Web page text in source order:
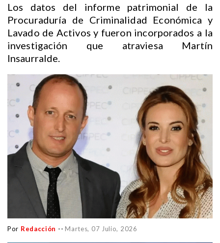
Los datos del informe patrimonial de la
Procuraduría de Criminalidad Económica y
Lavado de Activos y fueron incorporados a la
investigación que atraviesa Martín
Insaurralde.
Por Redacción -- Martes, 07 Julio, 2026